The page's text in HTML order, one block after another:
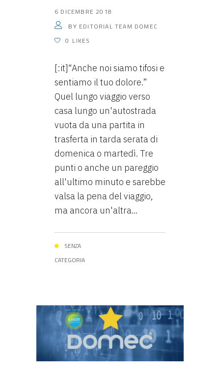
6 DICEMBRE 2018
BY EDITORIAL TEAM DOMEC
0 LIKES
[:it]“Anche noi siamo tifosi e
sentiamo il tuo dolore.”
Quel lungo viaggio verso
casa lungo un'autostrada
vuota da una partita in
trasferta in tarda serata di
domenica o martedì. Tre
punti o anche un pareggio
all'ultimo minuto e sarebbe
valsa la pena del viaggio,
ma ancora un'altra...
SENZA
CATEGORIA